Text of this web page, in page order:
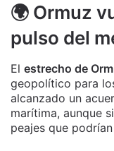
🌍 Ormuz
pulso del
El estrecho de
geopolítico para
alcanzado un
marítima, aunque
peajes que